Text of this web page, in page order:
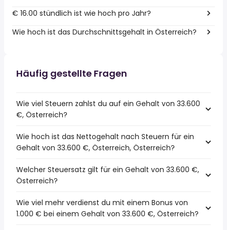
€ 16.00 stündlich ist wie hoch pro Jahr?
Wie hoch ist das Durchschnittsgehalt in Österreich?
Häufig gestellte Fragen
Wie viel Steuern zahlst du auf ein Gehalt von 33.600
€, Österreich?
Wie hoch ist das Nettogehalt nach Steuern für ein
Gehalt von 33.600 €, Österreich, Österreich?
Welcher Steuersatz gilt für ein Gehalt von 33.600 €,
Österreich?
Wie viel mehr verdienst du mit einem Bonus von
1.000 € bei einem Gehalt von 33.600 €, Österreich?